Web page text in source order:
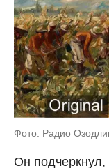
Фото: Радио
Он подчеркнул,